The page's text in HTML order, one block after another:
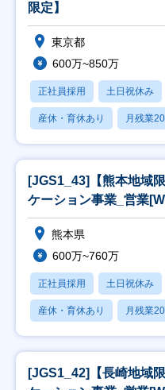
限定】
東京都
600万~850万
正社員採用 土日祝休み
産休・育休あり 月残業
[JGS1_43]【熊本地域
ケーション事業_営業
熊本県
600万~760万
正社員採用 土日祝休み
産休・育休あり 月残業
[JGS1_42]【長崎地域